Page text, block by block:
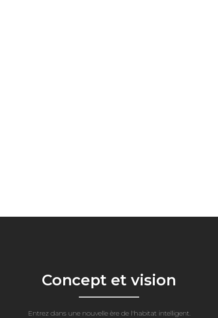
Concept et vision
Entrez dans une nouvelle ère de l'habitat intelligent.